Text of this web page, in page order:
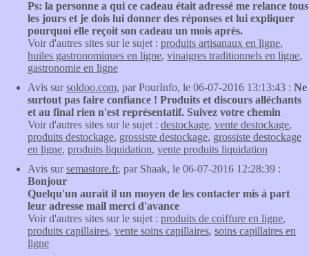
Ps: la personne a qui ce cadeau était adressé me relance tous
les jours et je dois lui donner des réponses et lui expliquer
pourquoi elle reçoit son cadeau un mois après.
Voir d'autres sites sur le sujet : produits artisanaux en ligne,
huiles gastronomiques en ligne, vinaigres traditionnels en ligne,
gastronomie en ligne
Avis sursoldoo.com, par PourInfo, le 06-07-2016 13:13:43 : Ne
surtout pas faire confiance ! Produits et discours alléchants
et au final rien n'est représentatif. Suivez votre chemin
Voir d'autres sites sur le sujet : destockage, vente destockage,
produits destockage, grossiste destockage, grossiste destockage
en ligne, produits liquidation, vente produits liquidation
Avis sursemastore.fr, par Shaak, le 06-07-2016 12:28:39 :
Bonjour
Quelqu'un aurait il un moyen de les contacter mis à part
leur adresse mail merci d'avance
Voir d'autres sites sur le sujet : produits de coiffure en ligne,
produits capillaires, vente soins capillaires, soins capillaires en
ligne